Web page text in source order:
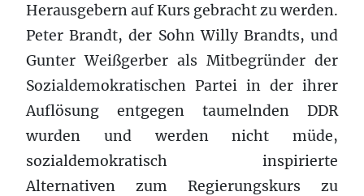
Herausgebern auf Kurs gebracht zu werden.
Peter Brandt, der Sohn Willy Brandts, und
Gunter Weißgerber als Mitbegründer der
Sozialdemokratischen Partei in der ihrer
Auflösung entgegen taumelnden DDR
wurden und werden nicht müde,
sozialdemokratisch inspirierte
Alternativen zum Regierungskurs zu